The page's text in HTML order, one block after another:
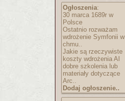
Ogłoszenia:
30 marca 1689r w
Polsce
Ostatnio rozważam
wdrożenie Symfonii w
chmu..
Jakie są rzeczywiste
koszty wdrożenia AI
dobre szkolenia lub
materiały dotyczące
Arc..
Dodaj ogłoszenie..